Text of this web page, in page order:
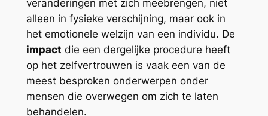
veranderingen met zich meebrengen, niet
alleen in fysieke verschijning, maar ook in
het emotionele welzijn van een individu. De
impact die een dergelijke procedure heeft
op het zelfvertrouwen is vaak een van de
meest besproken onderwerpen onder
mensen die overwegen om zich te laten
behandelen.